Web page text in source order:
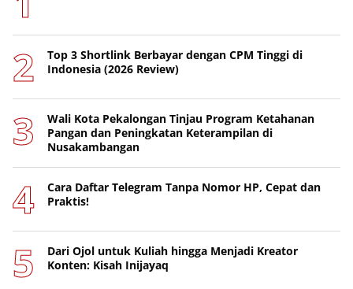
Top 3 Shortlink Berbayar dengan CPM Tinggi di
Indonesia (2026 Review)
Wali Kota Pekalongan Tinjau Program Ketahanan
Pangan dan Peningkatan Keterampilan di
Nusakambangan
Cara Daftar Telegram Tanpa Nomor HP, Cepat dan
Praktis!
Dari Ojol untuk Kuliah hingga Menjadi Kreator
Konten: Kisah Inijayaq